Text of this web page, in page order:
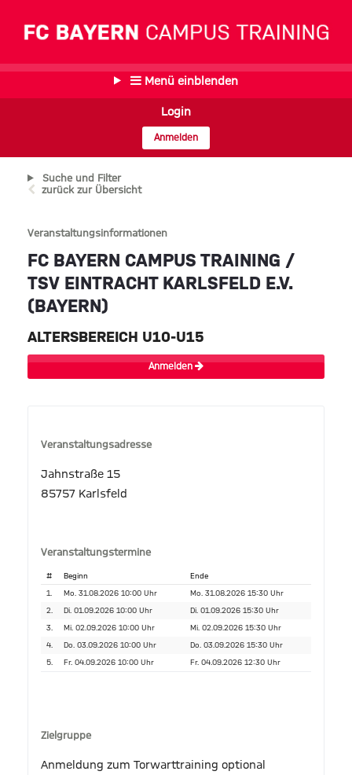
Menü einblenden
Login
Anmelden
Suche und Filter
zurück zur Übersicht
Veranstaltungsinformationen
FC BAYERN CAMPUS TRAINING /
TSV EINTRACHT KARLSFELD E.V.
(BAYERN)
ALTERSBEREICH U10-U15
Anmelden
Veranstaltungsadresse
Jahnstraße 15
85757 Karlsfeld
Veranstaltungstermine
# Beginn Ende
1. Mo. 31.08.2026 10:00 Uhr Mo. 31.08.2026 15:30 Uhr
2. Di. 01.09.2026 10:00 Uhr Di. 01.09.2026 15:30 Uhr
3. Mi. 02.09.2026 10:00 Uhr Mi. 02.09.2026 15:30 Uhr
4. Do. 03.09.2026 10:00 Uhr Do. 03.09.2026 15:30 Uhr
5. Fr. 04.09.2026 10:00 Uhr Fr. 04.09.2026 12:30 Uhr
Zielgruppe
Anmeldung zum Torwarttraining optional